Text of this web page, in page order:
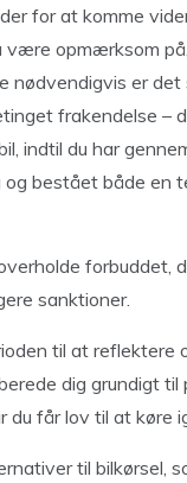
for at komme
være opmærksom
nødvendigvis er det
frakendelse –
indtil du har
og bestået både en
forbuddet,
sanktioner.
til at reflektere
dig grundigt til
du får lov til at køre
til bilkørsel,